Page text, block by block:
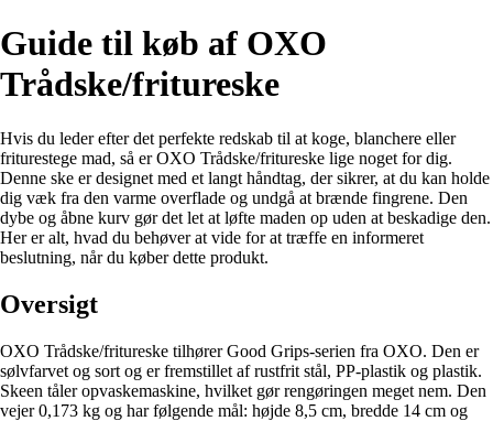
Guide til køb af OXO
Trådske/fritureske
Hvis du leder efter det perfekte redskab til at koge, blanchere eller
friturestege mad, så er OXO Trådske/fritureske lige noget for dig.
Denne ske er designet med et langt håndtag, der sikrer, at du kan holde
dig væk fra den varme overflade og undgå at brænde fingrene. Den
dybe og åbne kurv gør det let at løfte maden op uden at beskadige den.
Her er alt, hvad du behøver at vide for at træffe en informeret
beslutning, når du køber dette produkt.
Oversigt
OXO Trådske/fritureske tilhører Good Grips-serien fra OXO. Den er
sølvfarvet og sort og er fremstillet af rustfrit stål, PP-plastik og plastik.
Skeen tåler opvaskemaskine, hvilket gør rengøringen meget nem. Den
vejer 0,173 kg og har følgende mål: højde 8,5 cm, bredde 14 cm og